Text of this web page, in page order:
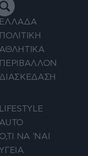
ΕΛΛΑΔΑ
ΠΟΛΙΤΙΚΗ
ΑΘΛΗΤΙΚΑ
ΠΕΡΙΒΑΛΛΟΝ
ΔΙΑΣΚΕΔΑΣΗ
LIFESTYLE
AUTO
Ο,ΤΙ ΝΑ 'ΝΑΙ